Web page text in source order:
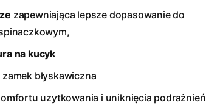
zapewniająca lepsze dopasowanie do
na kucyk
błyskawiczna
uzytkowania i uniknięcia podrażnień